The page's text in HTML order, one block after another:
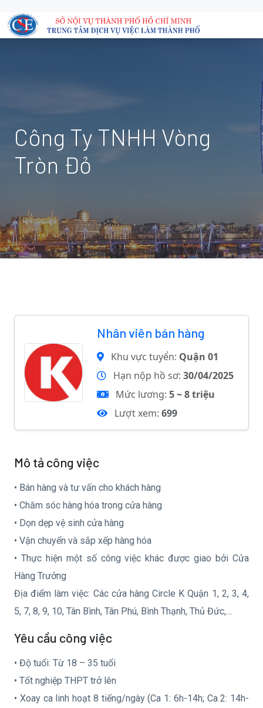
Công Ty TNHH Vòng
Tròn Đỏ
Nhân viên bán hàng
Khu vực tuyển: Quận 01
Hạn nộp hồ sơ: 30/04/2025
Mức lương: 5 ~ 8 triệu
Lượt xem: 699
Mô tả công việc
• Bán hàng và tư vấn cho khách hàng
• Chăm sóc hàng hóa trong cửa hàng
• Dọn dẹp vệ sinh cửa hàng
• Vận chuyển và sắp xếp hàng hóa
• Thực hiện một số công việc khác được giao bởi Cửa
Hàng Trưởng
Địa điểm làm việc: Các cửa hàng Circle K Quận 1, 2, 3, 4,
5, 7, 8, 9, 10, Tân Bình, Tân Phú, Bình Thạnh, Thủ Đức,…
Yêu cầu công việc
• Độ tuổi: Từ 18 – 35 tuổi
• Tốt nghiệp THPT trở lên
• Xoay ca linh hoạt 8 tiếng/ngày (Ca 1: 6h-14h; Ca 2: 14h-